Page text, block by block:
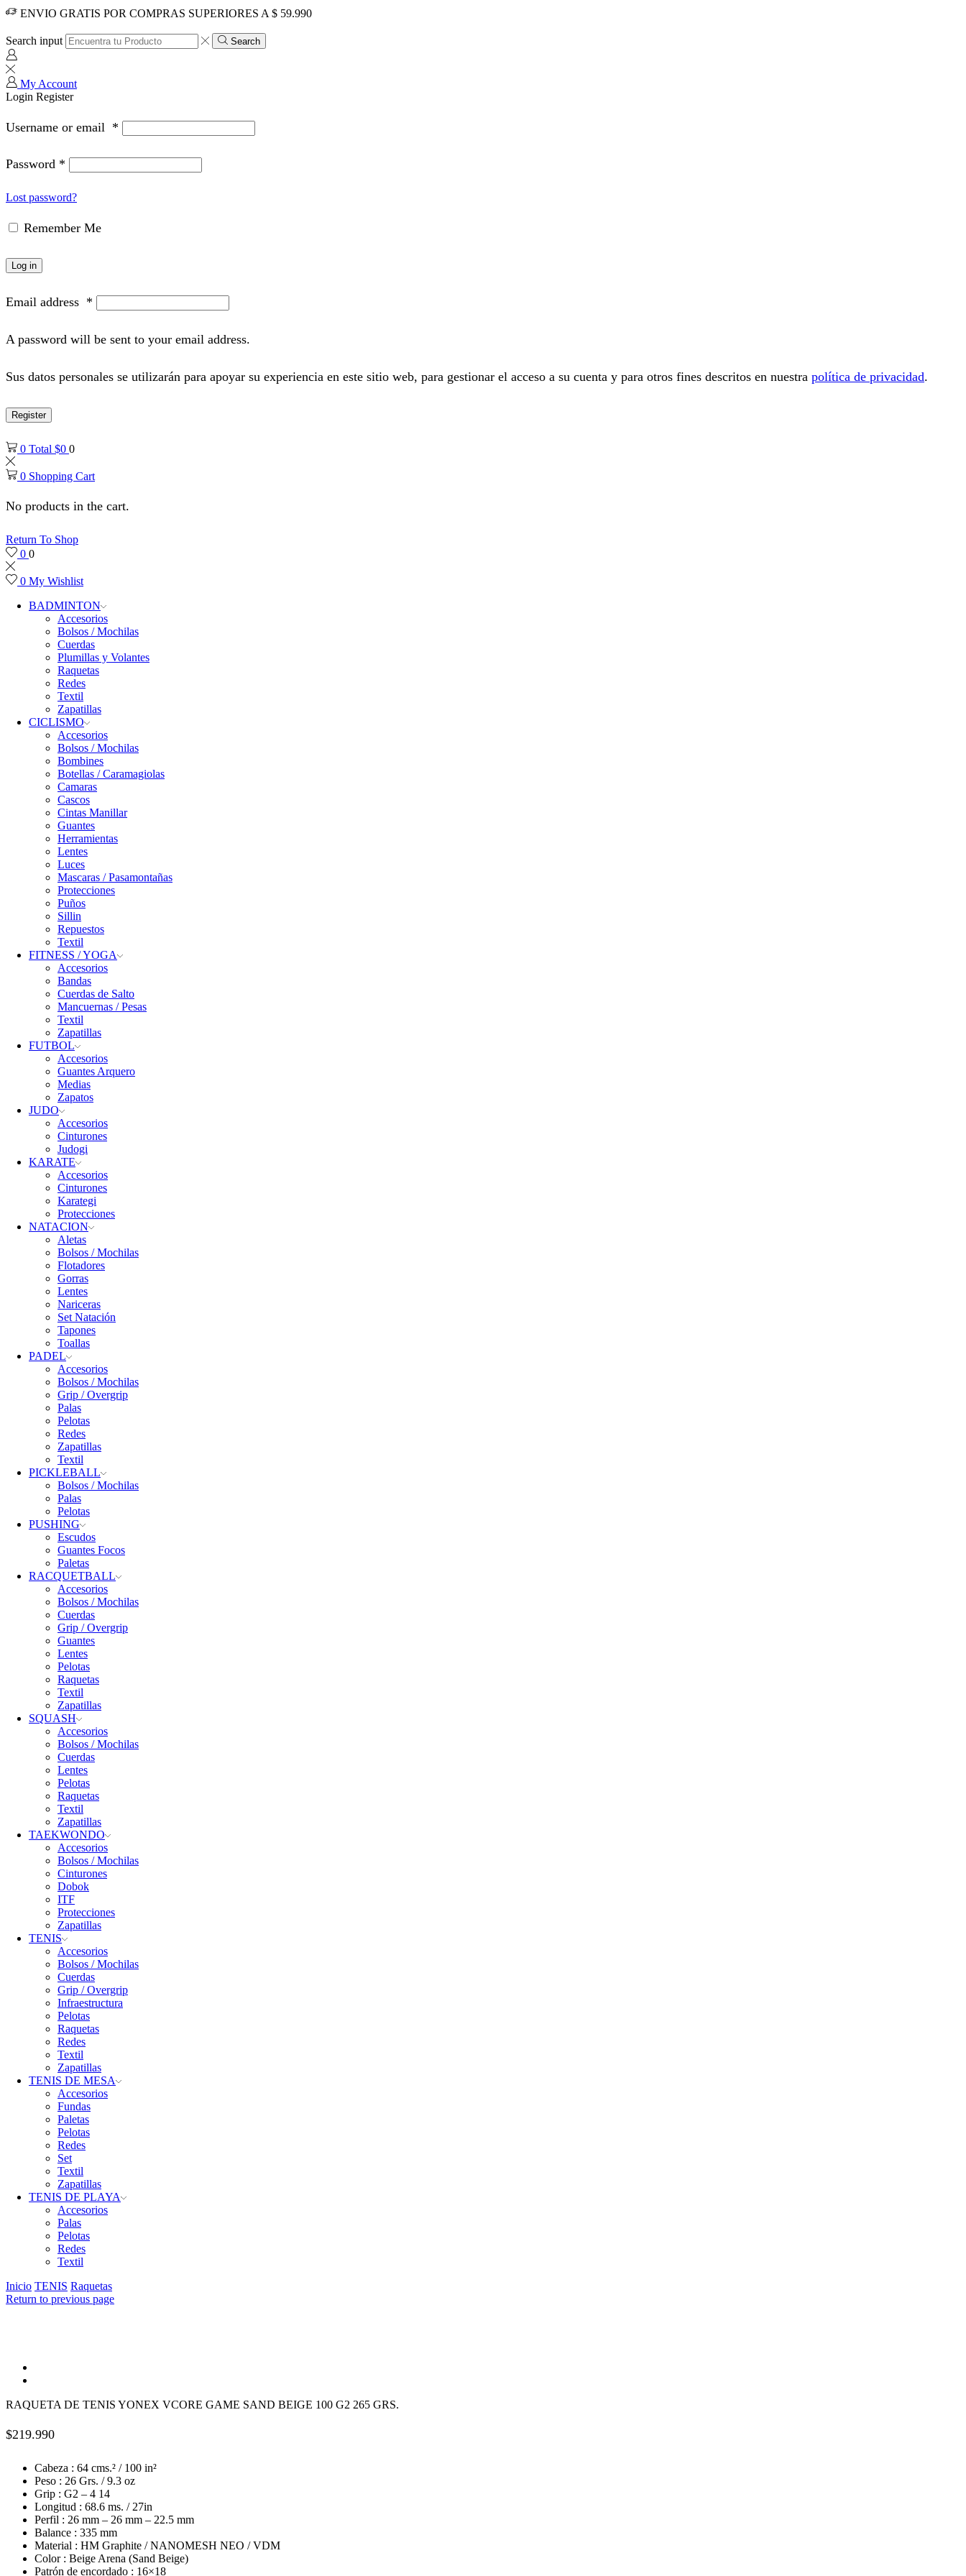
ENVIO GRATIS POR COMPRAS SUPERIORES A $ 59.990
Search input Search
My Account
Login Register
Username or email *
Password *
Lost password?
Remember Me
Log in
Email address *
A password will be sent to your email address.
Sus datos personales se utilizarán para apoyar su experiencia en este sitio web, para gestionar el acceso a su cuenta y para otros fines descritos en nuestra política de privacidad.
Register
0 Total $0 0
0 Shopping Cart
No products in the cart.
Return To Shop
0 0
0 My Wishlist
BADMINTON
Accesorios
Bolsos / Mochilas
Cuerdas
Plumillas y Volantes
Raquetas
Redes
Textil
Zapatillas
CICLISMO
Accesorios
Bolsos / Mochilas
Bombines
Botellas / Caramagiolas
Camaras
Cascos
Cintas Manillar
Guantes
Herramientas
Lentes
Luces
Mascaras / Pasamontañas
Protecciones
Puños
Sillin
Repuestos
Textil
FITNESS / YOGA
Accesorios
Bandas
Cuerdas de Salto
Mancuernas / Pesas
Textil
Zapatillas
FUTBOL
Accesorios
Guantes Arquero
Medias
Zapatos
JUDO
Accesorios
Cinturones
Judogi
KARATE
Accesorios
Cinturones
Karategi
Protecciones
NATACION
Aletas
Bolsos / Mochilas
Flotadores
Gorras
Lentes
Nariceras
Set Natación
Tapones
Toallas
PADEL
Accesorios
Bolsos / Mochilas
Grip / Overgrip
Palas
Pelotas
Redes
Zapatillas
Textil
PICKLEBALL
Bolsos / Mochilas
Palas
Pelotas
PUSHING
Escudos
Guantes Focos
Paletas
RACQUETBALL
Accesorios
Bolsos / Mochilas
Cuerdas
Grip / Overgrip
Guantes
Lentes
Pelotas
Raquetas
Textil
Zapatillas
SQUASH
Accesorios
Bolsos / Mochilas
Cuerdas
Lentes
Pelotas
Raquetas
Textil
Zapatillas
TAEKWONDO
Accesorios
Bolsos / Mochilas
Cinturones
Dobok
ITF
Protecciones
Zapatillas
TENIS
Accesorios
Bolsos / Mochilas
Cuerdas
Grip / Overgrip
Infraestructura
Pelotas
Raquetas
Redes
Textil
Zapatillas
TENIS DE MESA
Accesorios
Fundas
Paletas
Pelotas
Redes
Set
Textil
Zapatillas
TENIS DE PLAYA
Accesorios
Palas
Pelotas
Redes
Textil
Inicio TENIS Raquetas
Return to previous page
RAQUETA DE TENIS YONEX VCORE GAME SAND BEIGE 100 G2 265 GRS.
$219.990
Cabeza : 64 cms.² / 100 in²
Peso : 26 Grs. / 9.3 oz
Grip : G2 – 4 14
Longitud : 68.6 ms. / 27in
Perfil : 26 mm – 26 mm – 22.5 mm
Balance : 335 mm
Material : HM Graphite / NANOMESH NEO / VDM
Color : Beige Arena (Sand Beige)
Patrón de encordado : 16×18